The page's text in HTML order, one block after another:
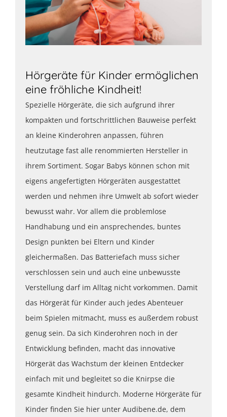
Hörgeräte für Kinder ermöglichen
eine fröhliche Kindheit!
Spezielle Hörgeräte, die sich aufgrund ihrer
kompakten und fortschrittlichen Bauweise perfekt
an kleine Kinderohren anpassen, führen
heutzutage fast alle renommierten Hersteller in
ihrem Sortiment. Sogar Babys können schon mit
eigens angefertigten Hörgeräten ausgestattet
werden und nehmen ihre Umwelt ab sofort wieder
bewusst wahr. Vor allem die problemlose
Handhabung und ein ansprechendes, buntes
Design punkten bei Eltern und Kinder
gleichermaßen. Das Batteriefach muss sicher
verschlossen sein und auch eine unbewusste
Verstellung darf im Alltag nicht vorkommen. Damit
das Hörgerät für Kinder auch jedes Abenteuer
beim Spielen mitmacht, muss es außerdem robust
genug sein. Da sich Kinderohren noch in der
Entwicklung befinden, macht das innovative
Hörgerät das Wachstum der kleinen Entdecker
einfach mit und begleitet so die Knirpse die
gesamte Kindheit hindurch. Moderne Hörgeräte für
Kinder finden Sie hier unter Audibene.de, dem